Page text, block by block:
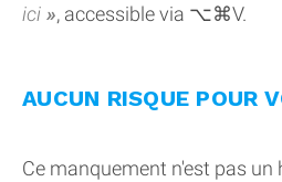
ici
, accessible via ⌥⌘V.
AUCUN RISQUE POUR
Ce manquement n'est pas un